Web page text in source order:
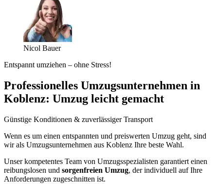
Nicol Bauer
Entspannt umziehen – ohne Stress!
Professionelles Umzugsunternehmen in
Koblenz: Umzug leicht gemacht
Günstige Konditionen & zuverlässiger Transport
Wenn es um einen entspannten und preiswerten Umzug geht, sind
wir als Umzugsunternehmen aus Koblenz Ihre beste Wahl.
Unser kompetentes Team von Umzugsspezialisten garantiert einen
reibungslosen und sorgenfreien Umzug, der individuell auf Ihre
Anforderungen zugeschnitten ist.